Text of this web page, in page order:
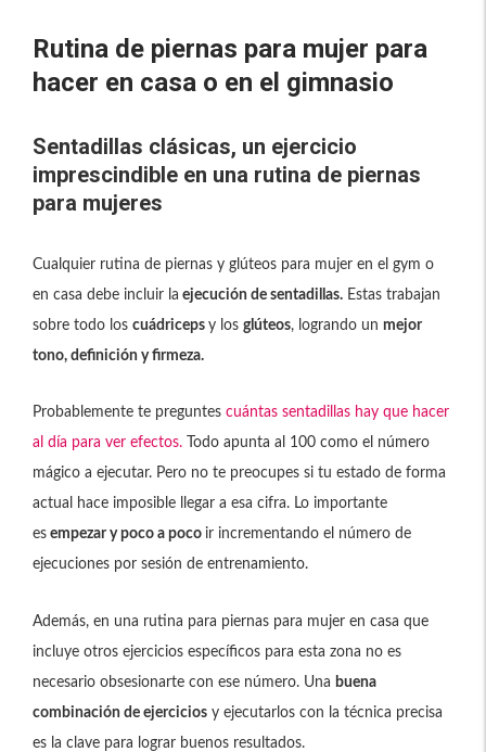
Rutina de piernas para mujer para
hacer en casa o en el gimnasio
Sentadillas clásicas, un ejercicio
imprescindible en una rutina de piernas
para mujeres
Cualquier rutina de piernas y glúteos para mujer en el gym o
en casa debe incluir la ejecución de sentadillas. Estas trabajan
sobre todo los cuádriceps y los glúteos, logrando un mejor
tono, definición y firmeza.
Probablemente te preguntes cuántas sentadillas hay que hacer
al día para ver efectos. Todo apunta al 100 como el número
mágico a ejecutar. Pero no te preocupes si tu estado de forma
actual hace imposible llegar a esa cifra. Lo importante
es empezar y poco a poco ir incrementando el número de
ejecuciones por sesión de entrenamiento.
Además, en una rutina para piernas para mujer en casa que
incluye otros ejercicios específicos para esta zona no es
necesario obsesionarte con ese número. Una buena
combinación de ejercicios y ejecutarlos con la técnica precisa
es la clave para lograr buenos resultados.